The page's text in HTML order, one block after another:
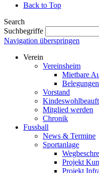
Back to Top
Search
Suchbegriffe
Navigation überspringen
Verein
Vereinsheim
Mietbare
Belegungen
Vorstand
Mitglied werden
Chronik
Fussball
News & Termine
Sportanlage
Projekt
Projekt